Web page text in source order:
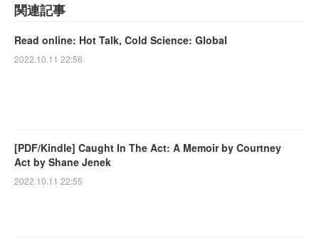
関連記事
Read online: Hot Talk, Cold Science: Global
2022.10.11 22:56
[PDF/Kindle] Caught In The Act: A Memoir by Courtney
Act by Shane Jenek
2022.10.11 22:55